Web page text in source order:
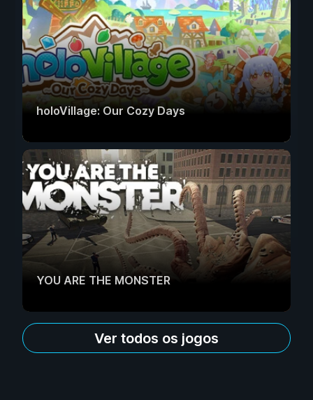
holoVillage: Our Cozy Days
YOU ARE THE MONSTER
Ver todos os jogos